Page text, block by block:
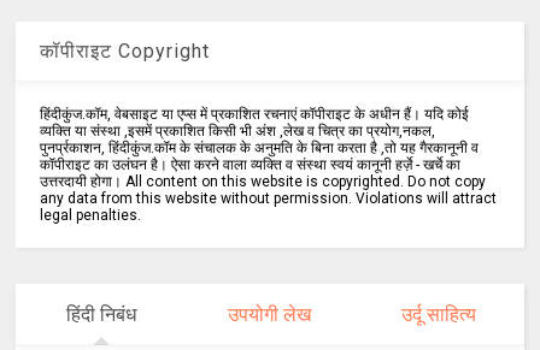
कॉपीराइट Copyright
हिंदीकुंज.कॉम, वेबसाइट या एप्स में प्रकाशित रचनाएं कॉपीराइट के अधीन हैं। यदि कोई
व्यक्ति या संस्था ,इसमें प्रकाशित किसी भी अंश ,लेख व चित्र का प्रयोग,नकल,
पुनर्प्रकाशन, हिंदीकुंज.कॉम के संचालक के अनुमति के बिना करता है ,तो यह गैरकानूनी व
कॉपीराइट का उलंघन है। ऐसा करने वाला व्यक्ति व संस्था स्वयं कानूनी हर्ज़े - खर्चे का
उत्तरदायी होगा। All content on this website is copyrighted. Do not copy
any data from this website without permission. Violations will attract
legal penalties.
हिंदी निबंध उपयोगी लेख उर्दू साहित्य